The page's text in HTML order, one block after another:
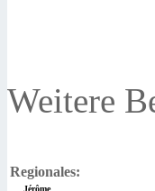
Weitere
Regionales:
Jérôme